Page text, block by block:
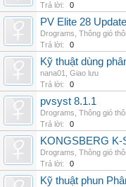
Trả lời:
0
PV Elite 28
Drograms Thông gió
Trả lời:
0
Kỹ thuật dùng
nana01
Giao lưu
Trả lời:
0
pvsyst 8.1.1
Drograms Thông gió
Trả lời:
0
KONGSBERG K-
Drograms Thông gió
Trả lời:
0
Kỹ thuật phun